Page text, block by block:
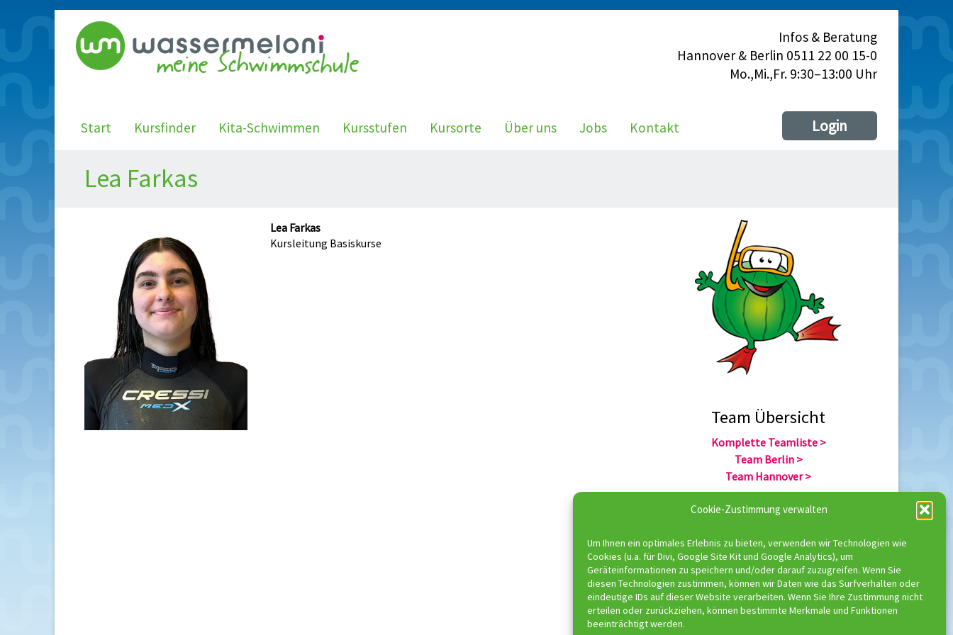
Cookie-Zustimmung verwalten
Um Ihnen ein optimales Erlebnis zu bieten, verwenden wir Technologien wie
Cookies (u.a. für Divi, Google Site Kit und Google Analytics), um
Geräteinformationen zu speichern und/oder darauf zuzugreifen. Wenn Sie
diesen Technologien zustimmen, können wir Daten wie das Surfverhalten oder
eindeutige IDs auf dieser Website verarbeiten. Wenn Sie Ihre Zustimmung nicht
erteilen oder zurückziehen, können bestimmte Merkmale und Funktionen
beeinträchtigt werden.
Infos & Beratung
Hannover & Berlin 0511 22 00 15-0
Mo.,Mi.,Fr. 9:30–13:00 Uhr
Start Kursfinder Kita-Schwimmen Kursstufen Kursorte Über uns Jobs Kontakt Login
Lea Farkas
Lea Farkas
Kursleitung Basiskurse
Team Übersicht
Komplette Teamliste >
Team Berlin >
Team Hannover >
Komplette Trainerliste >
Trainer Berlin >
Trainer Hannover >